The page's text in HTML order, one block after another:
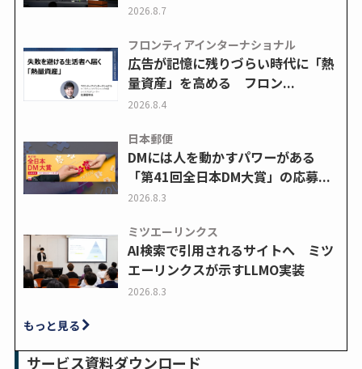
2026.8.7
フロンティアインターナショナル
広告が記憶に残りづらい時代に「熱
量資産」を高める フロン...
2026.8.4
日本郵便
DMには人を動かすパワーがある
「第41回全日本DM大賞」の応募...
2026.8.3
ミツエーリンクス
AI検索で引用されるサイトへ ミツ
エーリンクスが示すLLMO実装
2026.8.3
もっと見る
サービス資料ダウンロード